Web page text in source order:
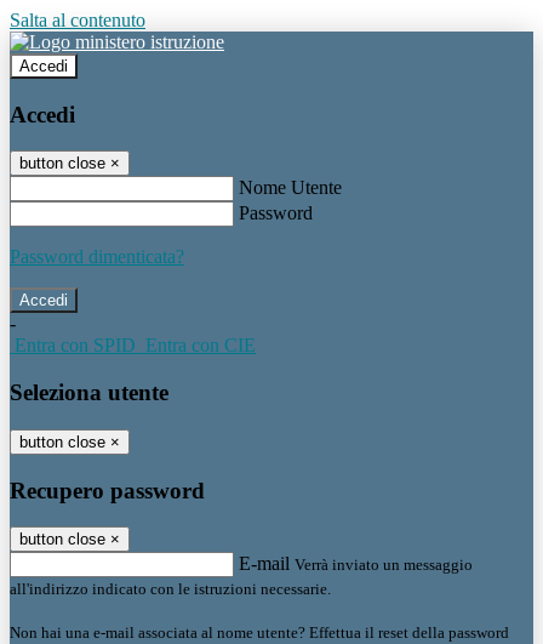
Salta al contenuto
Accedi
Accedi
button close ×
Nome Utente
Password
Password dimenticata?
-
Entra con SPID Entra con CIE
Seleziona utente
button close ×
Recupero password
button close ×
E-mail Verrà inviato un messaggio
all'indirizzo indicato con le istruzioni necessarie.
Non hai una e-mail associata al nome utente? Effettua il reset della password